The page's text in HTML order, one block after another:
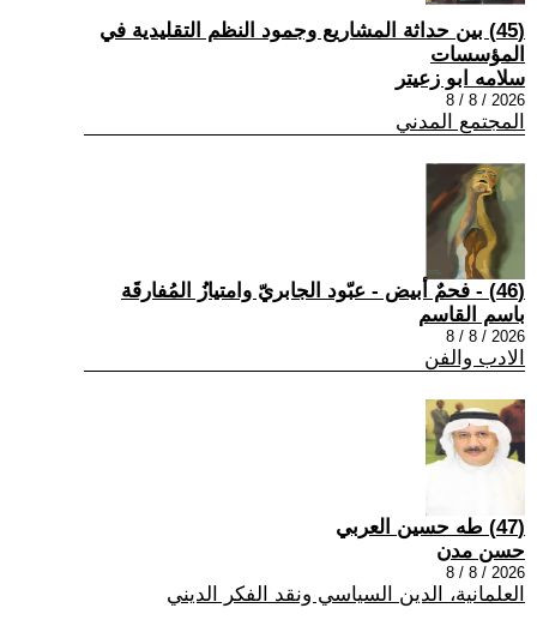
(45) بين حداثة المشاريع وجمود النظم التقليدية في
المؤسسات
سلامه ابو زعيتر
2026 / 8 / 8
المجتمع المدني
(46) - فحمٌ أبيض - عبّود الجابريّ وامتيازُ المُفارقَة
باسم القاسم
2026 / 8 / 8
الادب والفن
(47) طه حسين العربي
حسن مدن
2026 / 8 / 8
العلمانية، الدين السياسي ونقد الفكر الديني